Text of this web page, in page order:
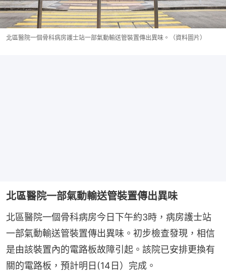
北區醫院一個骨科病房護士站一部氣動輸送管裝置傳出異味。（資料圖片）
北區醫院一部氣動輸送管裝置傳出異味
北區醫院一個骨科病房今日下午約3時，病房護士站
一部氣動輸送管裝置傳出異味。初步檢查發現，相信
是由該裝置內的電路板故障引起。該院已安排更換有
關的電路板，預計明日(14日）完成。